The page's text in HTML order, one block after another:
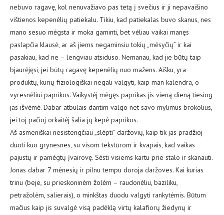
nebuvo ragavę, kol nenuvažiavo pas tetą į svečius ir ji nepavaišino
vištienos kepenėlių patiekalu. Tikiu, kad patiekalas buvo skanus, nes
mano sesuo mėgsta ir moka gaminti, bet vėliau vaikai manęs
paslapčia klausė, ar aš jiems negaminsiu tokių „mėsyčių” ir kai
pasakiau, kad ne – lengviau atsiduso. Nemanau, kad jie būtų taip
bjaurėjęsi, jei būtų ragavę kepenėlių nuo mažens. Aišku, yra
produktų, kurių fiziologiškai negali valgyti, kaip man kalendra, o
vyresnėliui paprikos. Vaikystėj mėgęs paprikas jis vieną dieną tiesiog
jas išvėmė. Dabar atbulais dantim valgo net savo mylimus brokolius,
jei toj pačioj orkaitėj šalia jų kepė paprikos.
Aš asmeniškai nesistengčiau „slėpti” daržovių, kaip tik jas pradžioj
duoti kuo grynesnes, su visom tekstūrom ir kvapais, kad vaikas
pajustų ir pamėgtų įvairovę. Sėsti visiems kartu prie stalo ir skanauti.
Jonas dabar 7 mėnesių ir pilnu tempu doroja daržoves. Kai kurias
trinu (beje, su prieskoninėm žolėm – raudonėliu, baziliku,
petražolėm, salierais), o minkštas duodu valgyti rankytėmis. Būtum
mačius kaip jis suvalgė visą padėklą virtų kalafiorų žiedynų ir